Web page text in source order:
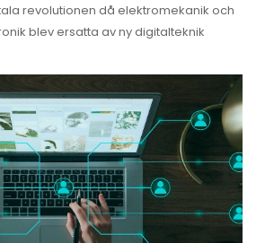
revolutionen då elektromekanik och
blev ersatta av ny digitalteknik